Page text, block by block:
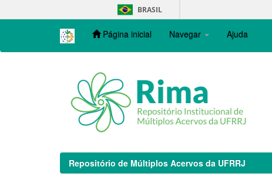
navigation
BRASIL
Página inicial Navegar Ajuda
Repositório de Múltiplos Acervos da UFRRJ